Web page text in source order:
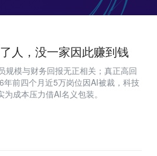
人，没一家因此赚到钱
规模与财务回报无正相关；真正高回
前四个月近5万岗位因AI被裁，科技
成本压力借AI名义包装。